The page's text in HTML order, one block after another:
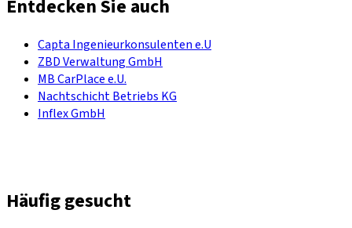
Entdecken Sie auch
Capta Ingenieurkonsulenten e.U
ZBD Verwaltung GmbH
MB CarPlace e.U.
Nachtschicht Betriebs KG
Inflex GmbH
Häufig gesucht